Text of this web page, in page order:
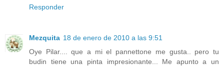
Responder
Mezquita 18 de enero de 2010 a las 9:51
Oye Pilar.... que a mi el pannettone me gusta.. pero tu
budin tiene una pinta impresionante... Me apunto a un